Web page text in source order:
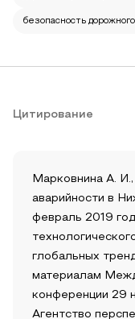
безопасность
Цитирование
Марковнина А.
аварийности в
февраль 2019
глобальных
материалам
конференции 29
Агентство